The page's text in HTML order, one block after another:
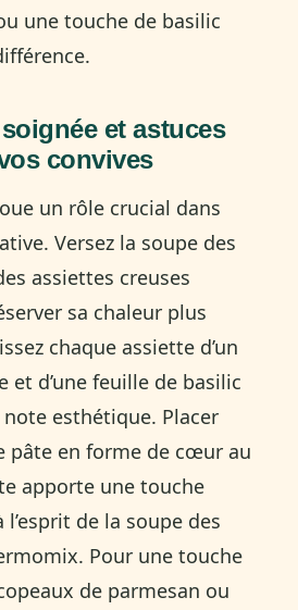
une touche de basilic
et astuces
convives
un rôle crucial dans
Versez la soupe des
assiettes creuses
sa chaleur plus
chaque assiette d’un
et d’une feuille de basilic
esthétique. Placer
pâte en forme de cœur au
apporte une touche
de la soupe des
Pour une touche
de parmesan ou